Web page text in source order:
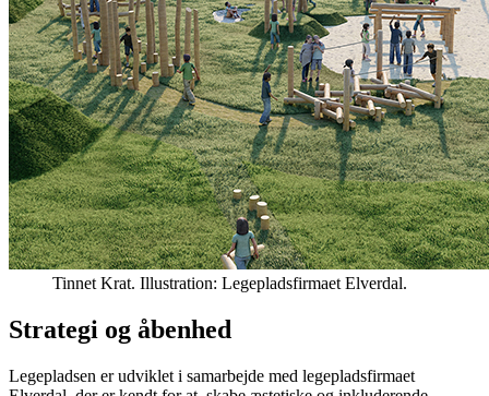
Tinnet Krat. Illustration: Legepladsfirmaet Elverdal.
Strategi og åbenhed
Legepladsen er udviklet i samarbejde med legepladsfirmaet